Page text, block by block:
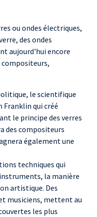
ou ondes électriques,
des ondes
aujourd'hui encore
le scientifique
qui créé
le principe des verres
des compositeurs
également une
techniques qui
la manière
artistique. Des
musiciens, mettent au
les plus